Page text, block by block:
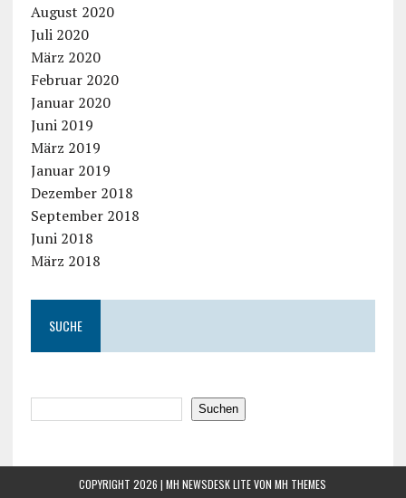
August 2020
Juli 2020
März 2020
Februar 2020
Januar 2020
Juni 2019
März 2019
Januar 2019
Dezember 2018
September 2018
Juni 2018
März 2018
SUCHE
Suchen
COPYRIGHT 2026 | MH NEWSDESK LITE VONMH THEMES